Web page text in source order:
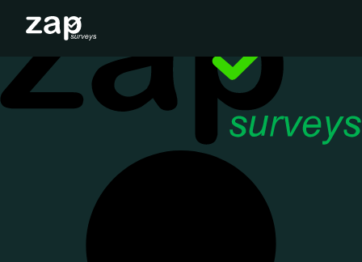
Come funziona
Assistenza